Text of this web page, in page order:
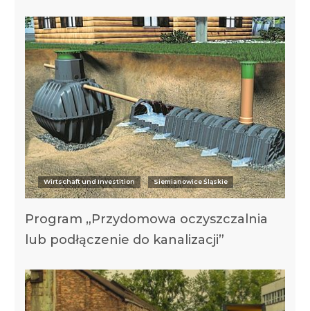
Wirtschaft und Investition Siemianowice Śląskie
Program „Przydomowa oczyszczalnia
lub podłączenie do kanalizacji”